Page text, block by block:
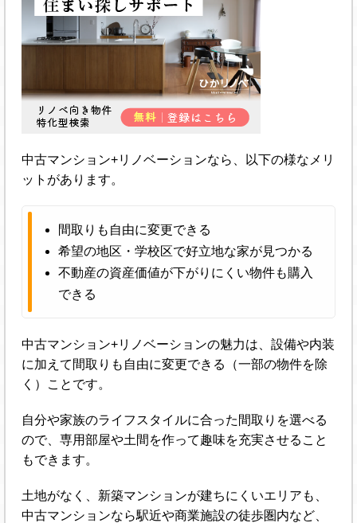
中古マンション+リノベーションなら、以下の様なメリ
ットがあります。
間取りも自由に変更できる
希望の地区・学校区で好立地な家が見つかる
不動産の資産価値が下がりにくい物件も購入
できる
中古マンション+リノベーションの魅力は、設備や内装
に加えて間取りも自由に変更できる（一部の物件を除
く）ことです。
自分や家族のライフスタイルに合った間取りを選べる
ので、専用部屋や土間を作って趣味を充実させること
もできます。
土地がなく、新築マンションが建ちにくいエリアも、
中古マンションなら駅近や商業施設の徒歩圏内など、